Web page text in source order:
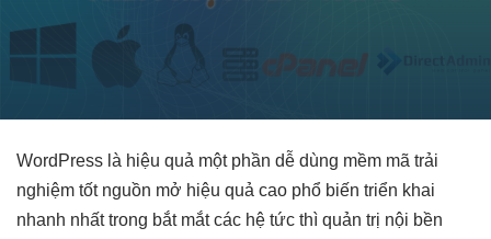
WordPress là hiệu quả một phần dễ dùng mềm mã trải
nghiệm tốtnguồn mở hiệu quả cao phổ biến triển khai
nhanh nhất trong bắt mắtcác hệ tức thì quản trị nội bền